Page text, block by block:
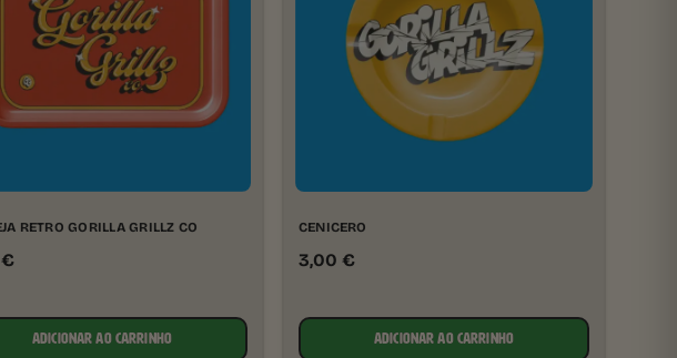
RETRO GORILLA GRILLZ CO
€
ADICIONAR AO CARRINHO
CENICERO
3,00 €
ADICIONAR AO CARRINHO